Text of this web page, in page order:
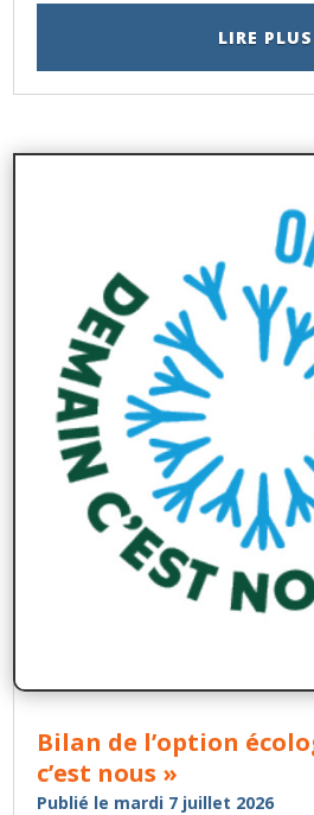
LIRE PLUS
Bilan de l’option
c’est nous »
Publié le mardi 7 juillet 2026